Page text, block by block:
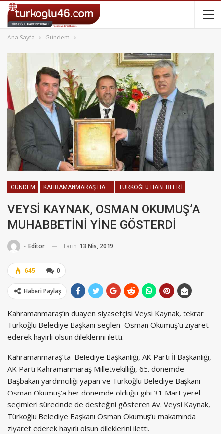
Ana Sayfa Gündem
GÜNDEM TÜRKOĞLU HABERLERI
VEYSİ KAYNAK, OSMAN OKUMUŞ’A
MUHABBETİNİ YİNE GÖSTERDİ
- Editor Tarih 13 Nis, 2019
0
645
Haberi Paylaş
Kahramanmaraş’ın duayen siyasetçisi Veysi Kaynak, tekrar
Türkoğlu Belediye Başkanı seçilen Osman Okumuş’u ziyaret
ederek hayırlı olsun dileklerini iletti.
Kahramanmaraş’ta Belediye Başkanlığı, AK Parti İl Başkanlığı,
AK Parti Kahramanmaraş Milletvekilliği, 65. dönemde
Başbakan yardımcılığı yapan ve Türkoğlu Belediye Başkanı
Osman Okumuş’a her dönemde olduğu gibi 31 Mart yerel
seçimleri sürecinde de desteğini gösteren Av. Veysi Kaynak,
Türkoğlu Belediye Başkanı Osman Okumuş’u makamında
ziyaret ederek hayırlı olsun dileklerini iletti.